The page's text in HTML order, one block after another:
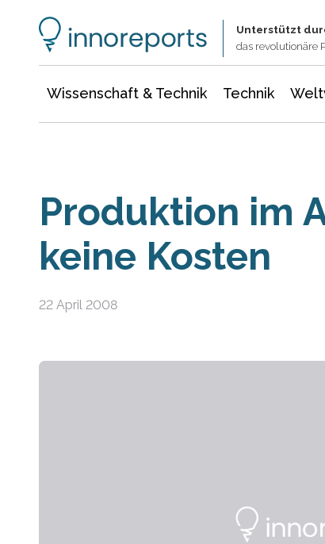
Unterstützt
das revolutionäre
Wissenschaft & Technik Technik
Produktion im
keine Kosten
22 April 2008